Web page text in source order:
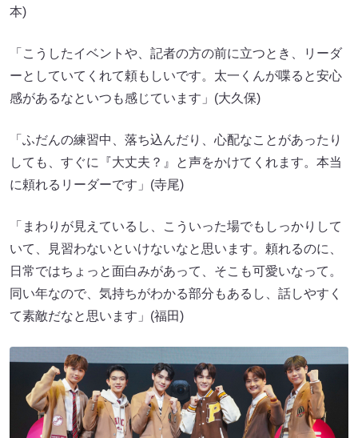
本)
「こうしたイベントや、記者の方の前に立つとき、リーダ
ーとしていてくれて頼もしいです。太一くんが喋ると安心
感があるなといつも感じています」(大久保)
「ふだんの練習中、落ち込んだり、心配なことがあったり
しても、すぐに『大丈夫？』と声をかけてくれます。本当
に頼れるリーダーです」(寺尾)
「まわりが見えているし、こういった場でもしっかりして
いて、見習わないといけないなと思います。頼れるのに、
日常ではちょっと面白みがあって、そこも可愛いなって。
同い年なので、気持ちがわかる部分もあるし、話しやすく
て素敵だなと思います」(福田)